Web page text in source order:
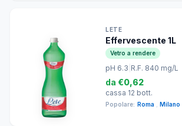
LETE
Effervescente 1L
Vetro a rendere
pH 6.3 R.F. 840 mg/L
da €0,62
cassa 12 bott.
Popolare: Roma Milano